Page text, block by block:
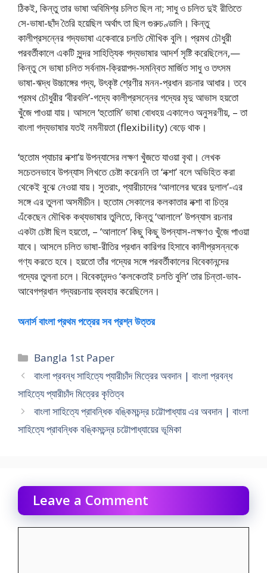
ঠিকই, কিন্তু তার ভাষা অবিমিশ্র চলিত ছিল না; সাধু ও চলিত দুই রীতিতে
সে-ভাষা-ছাঁদ তৈরি হয়েছিল অর্থাৎ তা ছিল গুরুচণ্ডালি। কিন্তু
কালীপ্রসন্নের গদ্যভাষা একেবারে চলতি মৌখিক বুলি। প্রমথ চৌধুরী
পরবর্তীকালে একটি সুন্দর সাহিত্যিক গদ্যভাষার আদর্শ সৃষ্টি করেছিলেন,—
কিন্তু সে ভাষা চলিত সর্বনাম-ক্রিয়াপদ-সমন্বিত মার্জিত সাধু ও তৎসম
ভাষা-ঋদ্ধ উচ্চাঙ্গের গদ্য, উৎকৃষ্ট শ্রেণীর মনন-প্রধান রচনার আধার। তবে
প্রমথ চৌধুরীর ‘বীরবলি’-গদ্যে কালীপ্রসন্নের গদ্যের মৃদু আভাস হয়তো
খুঁজে পাওয়া যায়। আসলে ‘হুতোমি’ ভাষা বোধহয় একালেও অনুসরণীয়, – তা
বাংলা গদ্যভাষার যতই নমনীয়তা (flexibility) বেড়ে থাক।
‘হুতোম প্যাচার নক্শা’য় উপন্যাসের লক্ষণ খুঁজতে যাওয়া বৃথা। লেখক
সচেতনভাবে উপন্যাস লিখতে চেষ্টা করেননি তা ‘নক্শা’ বলে অভিহিত করা
থেকেই বুঝে নেওয়া যায়। সুতরাং, প্যারীচাদের ‘আলালের ঘরের দুলাল’-এর
সঙ্গে এর তুলনা অসমীচীন। হুতোম সেকালের কলকাতার নক্শা বা চিত্র
এঁকেছেন মৌখিক কথ্যভাষার তুলিতে, কিন্তু ‘আলালে’ উপন্যাস রচনার
একটা চেষ্টা ছিল হয়তো, – ‘আলালে’ কিছু কিছু উপন্যাস-লক্ষণও খুঁজে পাওয়া
যাবে। আসলে চলিত ভাষা-রীতির প্রধান কারিগর হিসাবে কালীপ্রসন্নকে
গণ্য করতে হবে। হয়তো তাঁর গদ্যের সঙ্গে পরবর্তীকালের বিবেকানন্দের
গদ্যের তুলনা চলে। বিবেকানন্দও ‘কলকেতাই চলতি বুলি’ তার চিন্তা-ভাব-
আবেগপ্রধান গদ্যরচনায় ব্যবহার করেছিলেন।
অনার্স বাংলা প্রথম পত্রের সব প্রশ্ন উত্তর
Categories
Bangla 1st Paper
বাংলা প্রবন্ধ সাহিত্যে প্যারীচাঁদ মিত্রের অবদান | বাংলা প্রবন্ধ
সাহিত্যে প্যারীচাঁদ মিত্রের কৃতিত্ব
বাংলা সাহিত্যে প্রাবন্ধিক বঙ্কিমচন্দ্র চট্টোপাধ্যায় এর অবদান | বাংলা
সাহিত্যে প্রাবন্ধিক বঙ্কিমচন্দ্র চট্টোপাধ্যায়ের ভূমিকা
Leave a Comment